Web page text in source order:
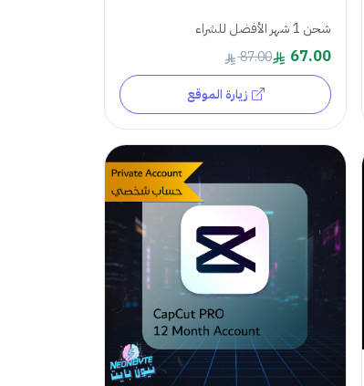
شحن 1 شهر الأفضل للشراء
67.00
87.00
زيارة الموقع